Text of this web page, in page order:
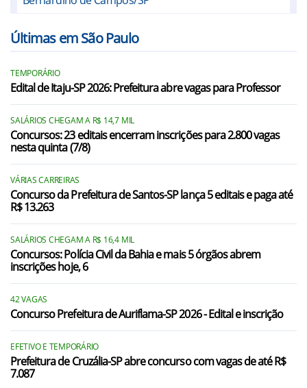
Caieiras/SP
Cajamar/SP
Campo Limpo Paulista/SP
Carapicuíba/SP
Cotia/SP
Diadema/SP
Embu/SP
Embu-Guaçu/SP
Ferraz de Vasconcelos/SP
Francisco Morato/SP
Franco da Rocha/SP
Guarulhos/SP
Últimas em São Paulo
TEMPORÁRIO
Edital de Itaju-SP 2026: Prefeitura abre vagas para Professor
SALÁRIOS CHEGAM A R$ 14,7 MIL
Concursos: 23 editais encerram inscrições para 2.800 vagas
nesta quinta (7/8)
VÁRIAS CARREIRAS
Concurso da Prefeitura de Santos-SP lança 5 editais e paga até
R$ 13.263
SALÁRIOS CHEGAM A R$ 16,4 MIL
Concursos: Polícia Civil da Bahia e mais 5 órgãos abrem
inscrições hoje, 6
42 VAGAS
Concurso Prefeitura de Auriflama-SP 2026 - Edital e inscrição
EFETIVO E TEMPORÁRIO
Prefeitura de Cruzália-SP abre concurso com vagas de até R$
7.087